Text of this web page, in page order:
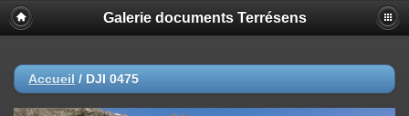
Galerie documents Terrésens
Accueil / DJI 0475